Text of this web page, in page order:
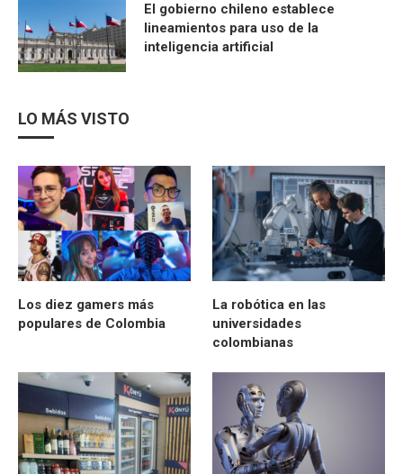
El gobierno chileno establece
lineamientos para uso de la
inteligencia artificial
LO MÁS VISTO
Los diez gamers más
populares de Colombia
La robótica en las
universidades
colombianas